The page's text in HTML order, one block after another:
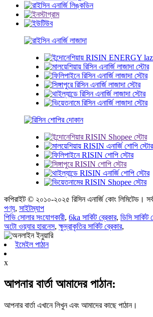
কপিরাইট © ২০১০-২০২৫ রিসিন এনার্জি কোং লিমিটেড।
পণ্য, সাইটম্যাপ
পিভি সোলার সংযোগকারী, 6ka সার্কিট ব্রেকার, ডিসি সার্কিট
অটো ওয়্যার হারনেস,ক্ষুদ্রাকৃতির সার্কিট ব্রেকার,
ইমেইল পাঠান
x
আপনার বার্তা আমাদের পাঠান:
আপনার বার্তা এখানে লিখুন এবং আমাদের কাছে পাঠান।